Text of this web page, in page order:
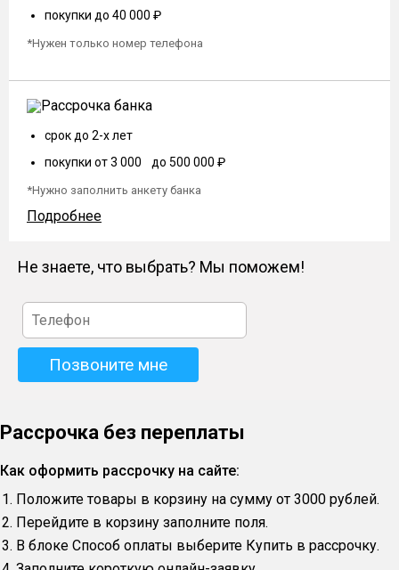
покупки до 40 000 ₽
*Нужен только номер телефона
срок до 2-х лет
покупки от 3 000 до 500 000 ₽
*Нужно заполнить анкету банка
Подробнее
Не знаете, что выбрать? Мы поможем!
Рассрочка без переплаты
Как оформить рассрочку на сайте:
Положите товары в корзину на сумму от 3000 рублей.
Перейдите в корзину заполните поля.
В блоке Способ оплаты выберите Купить в рассрочку.